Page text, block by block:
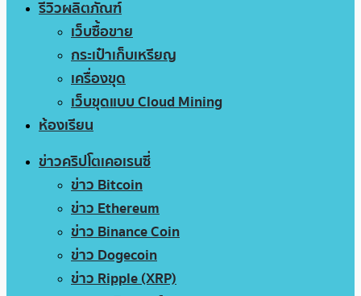
รีวิวผลิตภัณฑ์
เว็บซื้อขาย
กระเป๋าเก็บเหรียญ
เครื่องขุด
เว็บขุดแบบ Cloud Mining
ห้องเรียน
ข่าวคริปโตเคอเรนซี่
ข่าว Bitcoin
ข่าว Ethereum
ข่าว Binance Coin
ข่าว Dogecoin
ข่าว Ripple (XRP)